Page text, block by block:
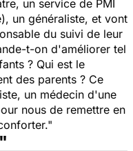
un service de PMI
un généraliste, et vont
du suivi de leur
t-on d'améliorer tel
? Qui est le
des parents ? Ce
un médecin d'une
nous de remettre en